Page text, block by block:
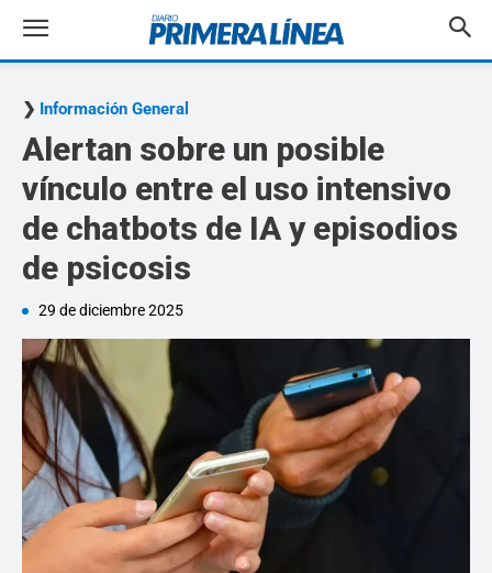
Información General
Alertan sobre un posible
vínculo entre el uso intensivo
de chatbots de IA y episodios
de psicosis
29 de diciembre 2025